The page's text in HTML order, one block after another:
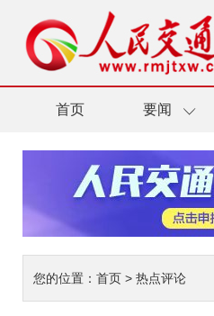
首页 要闻
您的位置： 首页 > 热点评论